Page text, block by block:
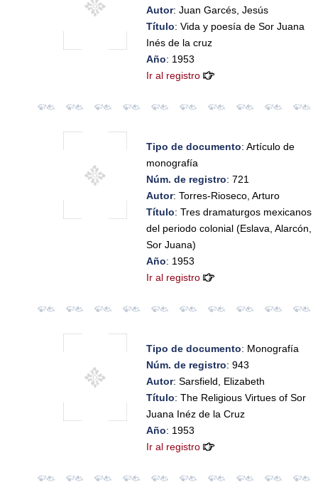
Autor: Juan Garcés, Jesús
Título: Vida y poesía de Sor Juana
Inés de la cruz
Año: 1953
Ir al registro
Tipo de documento: Artículo de
monografía
Núm. de registro: 721
Autor: Torres-Rioseco, Arturo
Título: Tres dramaturgos mexicanos
del periodo colonial (Eslava, Alarcón,
Sor Juana)
Año: 1953
Ir al registro
Tipo de documento: Monografía
Núm. de registro: 943
Autor: Sarsfield, Elizabeth
Título: The Religious Virtues of Sor
Juana Inéz de la Cruz
Año: 1953
Ir al registro